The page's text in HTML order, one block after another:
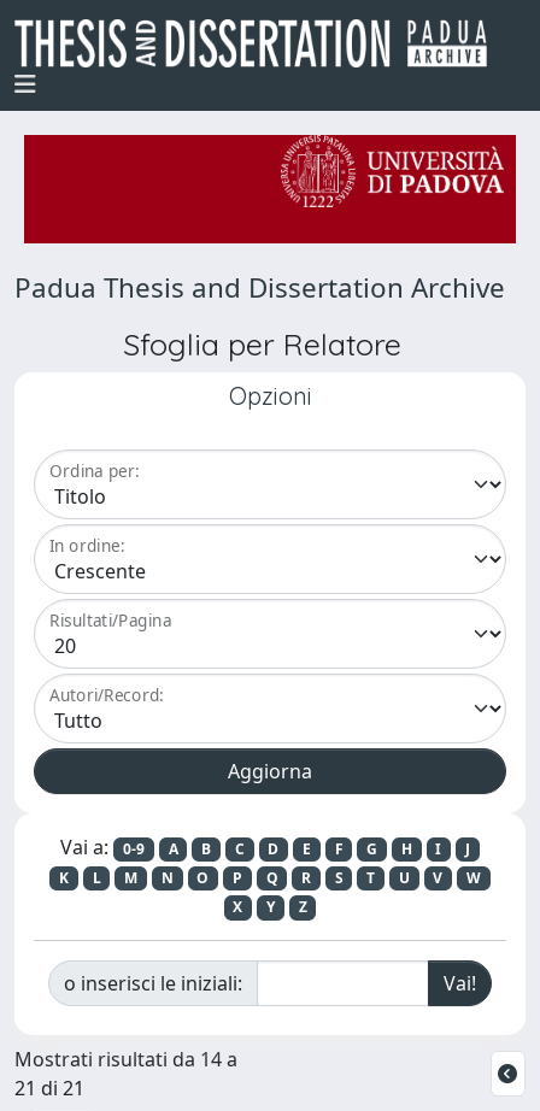
Padua Thesis and Dissertation Archive
Sfoglia per Relatore
Opzioni
Ordina per:
In ordine:
Risultati/Pagina
Autori/Record:
Vai a: 0-9 A B C D E F G H I
J
K
L M N O P Q R S T U V
W
X
Y Z
o inserisci le iniziali:
Mostrati risultati da 14 a
21 di 21